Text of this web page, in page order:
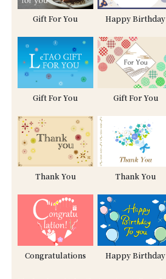
Gift For You Happy Birthday
Gift For You Gift For You
Thank You Thank You
Congratulations Happy Birthday